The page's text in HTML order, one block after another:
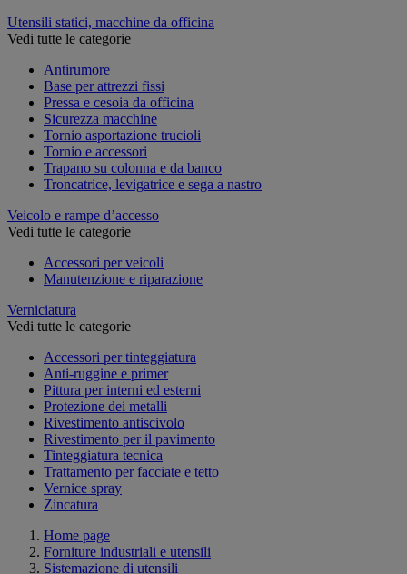
Utensili statici, macchine da officina
Vedi tutte le categorie
Antirumore
Base per attrezzi fissi
Pressa e cesoia da officina
Sicurezza macchine
Tornio asportazione trucioli
Tornio e accessori
Trapano su colonna e da banco
Troncatrice, levigatrice e sega a nastro
Veicolo e rampe d’accesso
Vedi tutte le categorie
Accessori per veicoli
Manutenzione e riparazione
Verniciatura
Vedi tutte le categorie
Accessori per tinteggiatura
Anti-ruggine e primer
Pittura per interni ed esterni
Protezione dei metalli
Rivestimento antiscivolo
Rivestimento per il pavimento
Tinteggiatura tecnica
Trattamento per facciate e tetto
Vernice spray
Zincatura
Home page
Forniture industriali e utensili
Sistemazione di utensili